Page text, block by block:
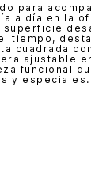
para
a día en la
tiempo,
cuadrada
ajustable
funcional
y especiales.